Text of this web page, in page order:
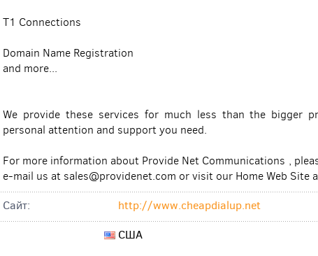
T1 Connections
Domain Name Registration
and more...
We provide these services for much less than the bigger
personal attention and support you need.
For more information about Provide Net Communications ,
e-mail us at sales@providenet.com or visit our Home Web
Cайт:
http://www.cheapdialup.net
США